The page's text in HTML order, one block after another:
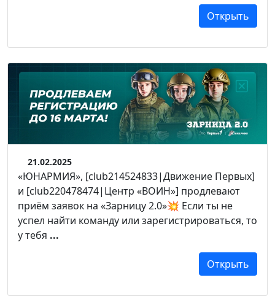
Открыть
21.02.2025
«ЮНАРМИЯ», [club214524833|Движение Первых]
и [club220478474|Центр «ВОИН»] продлевают
приём заявок на «Зарницу 2.0»💥 Если ты не
успел найти команду или зарегистрироваться, то
у тебя ...
Открыть